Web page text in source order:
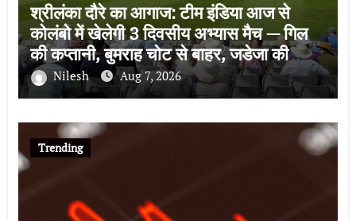
श्रीलंका दौरे का आगाज: टीम इंडिया आज से
कोलंबो में खेलेगी 3 दिवसीय अभ्यास मैच — गिल
की कप्तानी, बुमराह चोट से बाहर, जडेजा की
वापसीNilesh Aug 7, 2026
Trending